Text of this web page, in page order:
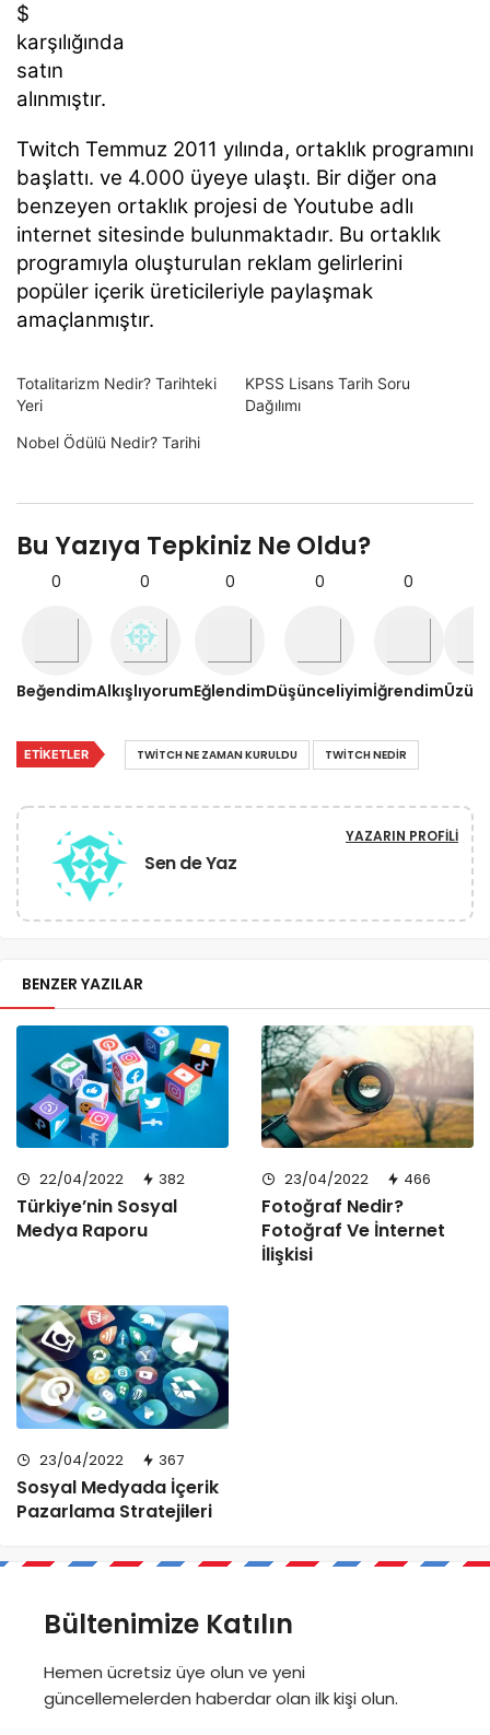
$
karşılığında
satın
alınmıştır.
Twitch Temmuz 2011 yılında, ortaklık programını
başlattı. ve 4.000 üyeye ulaştı. Bir diğer ona
benzeyen ortaklık projesi de Youtube adlı
internet sitesinde bulunmaktadır. Bu ortaklık
programıyla oluşturulan reklam gelirlerini
popüler içerik üreticileriyle paylaşmak
amaçlanmıştır.
Totalitarizm Nedir? Tarihteki
Yeri
KPSS Lisans Tarih Soru
Dağılımı
Nobel Ödülü Nedir? Tarihi
Bu Yazıya Tepkiniz Ne Oldu?
0
Beğendim
0
Alkışlıyorum
0
Eğlendim
0
Düşünceliyim
0
İğrendim
ETIKETLER TWITCH NE ZAMAN KURULDU TWITCH NEDIR
Sen de Yaz
YAZARIN PROFILI
BENZER YAZILAR
22/04/2022 382
Türkiye’nin Sosyal
Medya Raporu
23/04/2022 466
Fotoğraf Nedir?
Fotoğraf Ve İnternet
İlişkisi
23/04/2022 367
Sosyal Medyada İçerik
Pazarlama Stratejileri
Bültenimize Katılın
Hemen ücretsiz üye olun ve yeni
güncellemelerden haberdar olan ilk kişi olun.